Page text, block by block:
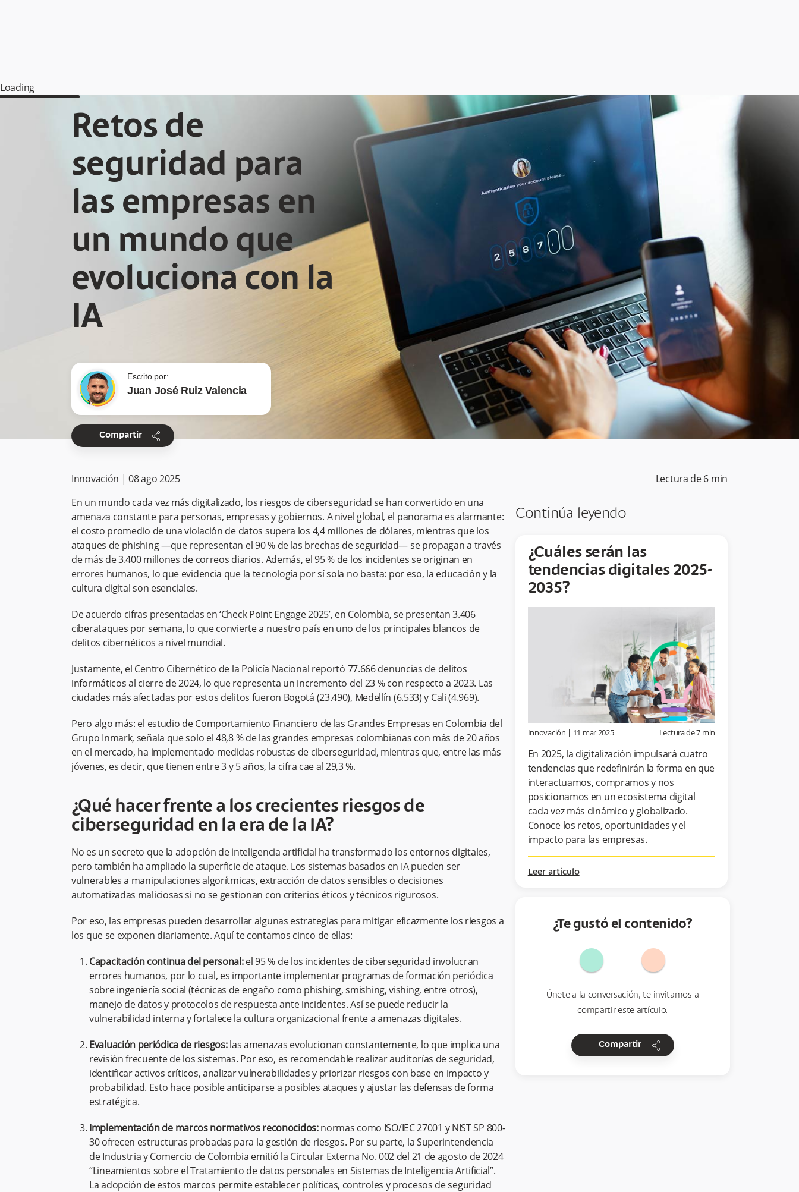
Loading
Retos de
seguridad para
las empresas en
un mundo que
evoluciona con la
IA
Escrito por:
Juan José Ruiz Valencia
Compartir share
Innovación | 08 ago 2025 Lectura de6 min
En un mundo cada vez más digitalizado, los riesgos de ciberseguridad se han convertido en una
amenaza constante para personas, empresas y gobiernos. A nivel global, el panorama es alarmante:
el costo promedio de una violación de datos supera los 4,4 millones de dólares, mientras que los
ataques de phishing —que representan el 90 % de las brechas de seguridad— se propagan a través
de más de 3.400 millones de correos diarios. Además, el 95 % de los incidentes se originan en
errores humanos, lo que evidencia que la tecnología por sí sola no basta: por eso, la educación y la
cultura digital son esenciales.
De acuerdo cifras presentadas en ‘Check Point Engage 2025’, en Colombia, se presentan 3.406
ciberataques por semana, lo que convierte a nuestro país en uno de los principales blancos de
delitos cibernéticos a nivel mundial.
Justamente, el Centro Cibernético de la Policía Nacional reportó 77.666 denuncias de delitos
informáticos al cierre de 2024, lo que representa un incremento del 23 % con respecto a 2023. Las
ciudades más afectadas por estos delitos fueron Bogotá (23.490), Medellín (6.533) y Cali (4.969).
Pero algo más: el estudio de Comportamiento Financiero de las Grandes Empresas en Colombia del
Grupo Inmark, señala que solo el 48,8 % de las grandes empresas colombianas con más de 20 años
en el mercado, ha implementado medidas robustas de ciberseguridad, mientras que, entre las más
jóvenes, es decir, que tienen entre 3 y 5 años, la cifra cae al 29,3 %.
¿Qué hacer frente a los crecientes riesgos de
ciberseguridad en la era de la IA?
No es un secreto que la adopción de inteligencia artificial ha transformado los entornos digitales,
pero también ha ampliado la superficie de ataque. Los sistemas basados en IA pueden ser
vulnerables a manipulaciones algorítmicas, extracción de datos sensibles o decisiones
automatizadas maliciosas si no se gestionan con criterios éticos y técnicos rigurosos.
Por eso, las empresas pueden desarrollar algunas estrategias para mitigar eficazmente los riesgos a
los que se exponen diariamente. Aquí te contamos cinco de ellas:
Capacitación continua del personal:el 95 % de los incidentes de ciberseguridad involucran
errores humanos, por lo cual, es importante implementar programas de formación periódica
sobre ingeniería social (técnicas de engaño como phishing, smishing, vishing, entre otros),
manejo de datos y protocolos de respuesta ante incidentes. Así se puede reducir la
vulnerabilidad interna y fortalece la cultura organizacional frente a amenazas digitales.
Evaluación periódica de riesgos:las amenazas evolucionan constantemente, lo que implica una
revisión frecuente de los sistemas. Por eso, es recomendable realizar auditorías de seguridad,
identificar activos críticos, analizar vulnerabilidades y priorizar riesgos con base en impacto y
probabilidad. Esto hace posible anticiparse a posibles ataques y ajustar las defensas de forma
estratégica.
Implementación de marcos normativos reconocidos:normas como ISO/IEC 27001 y NIST SP 800-
30 ofrecen estructuras probadas para la gestión de riesgos. Por su parte, la Superintendencia
de Industria y Comercio de Colombia emitió la Circular Externa No. 002 del 21 de agosto de 2024
“Lineamientos sobre el Tratamiento de datos personales en Sistemas de Inteligencia Artificial”.
La adopción de estos marcos permite establecer políticas, controles y procesos de seguridad
Continúa leyendo
¿Cuáles serán las
tendencias digitales 2025-
2035?
Innovación | 11 mar 2025 Lectura de7 min
En 2025, la digitalización impulsará cuatro
tendencias que redefinirán la forma en que
interactuamos, compramos y nos
posicionamos en un ecosistema digital
cada vez más dinámico y globalizado.
Conoce los retos, oportunidades y el
impacto para las empresas.
Leer artículo
¿Te gustó el contenido?
Únete a la conversación, te invitamos a
compartir este artículo.
Compartir share